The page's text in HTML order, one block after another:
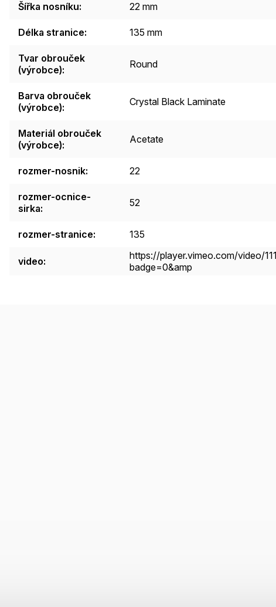
Šířka nosníku: 22 mm
Délka stranice: 135 mm
Tvar obrouček
(výrobce): Round
Barva obrouček
(výrobce): Crystal Black Laminate
Materiál obrouček
(výrobce): Acetate
rozmer-nosnik: 22
rozmer-ocnice-
sirka: 52
rozmer-stranice: 135
video:
https://player.vimeo.com/video/
badge=0&amp